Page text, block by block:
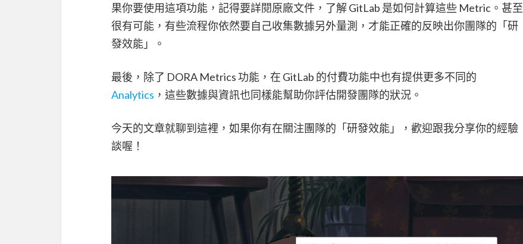
果你要使用這項功能，記得要詳閱原廠文件，了解 GitLab 是如何計算這些 Metric。甚至
很有可能，有些流程你依然要自己收集數據另外量測，才能正確的反映出你團隊的「研
發效能」。
最後，除了 DORA Metrics 功能，在 GitLab 的付費功能中也有提供更多不同的
Analytics ，這些數據與資訊也同樣能幫助你評估開發團隊的狀況。
今天的文章就聊到這裡，如果你有在關注團隊的「研發效能」，歡迎跟我分享你的經驗
談喔！